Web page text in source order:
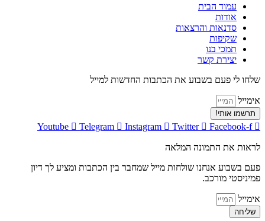
עמוד הבית
אודות
סדנאות והרצאות
שקיפות
תמכי בנו
יצירת קשר
שלחו לי פעם בשבוע את הכתבות החדשות למייל
אימייל
תרשמו אותי!
Youtube Telegram Instagram Twitter Facebook-f
לראות את התמונה המלאה
פעם בשבוע אנחנו שולחות מייל שמחבר בין הכתבות ומציע לך דיון
פמיניסטי מורכב.
אימייל
שליחה